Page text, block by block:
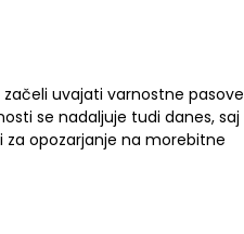
uvajati varnostne pasove
se nadaljuje tudi danes, saj
opozarjanje na morebitne